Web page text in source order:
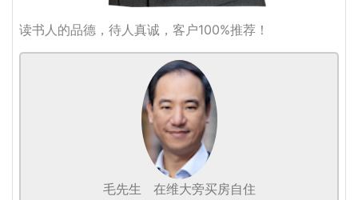
读书人的品德，待人真诚，客户100%推荐！
毛先生
在维大旁买房自住